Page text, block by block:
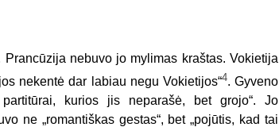
nebuvo jo mylimas kraštas. Vokietija
nekentė dar labiau negu Vokietijos“4. Gyveno
kurios jis neparašė, bet grojo“. Jo
ne „romantiškas gestas“, bet „pojūtis, kad tai